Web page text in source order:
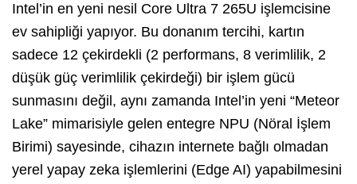
Intel’in en yeni nesil Core Ultra 7 265U işlemcisine
ev sahipliği yapıyor. Bu donanım tercihi, kartın
sadece 12 çekirdekli (2 performans, 8 verimlilik, 2
düşük güç verimlilik çekirdeği) bir işlem gücü
sunmasını değil, aynı zamanda Intel’in yeni “Meteor
Lake” mimarisiyle gelen entegre NPU (Nöral İşlem
Birimi) sayesinde, cihazın internete bağlı olmadan
yerel yapay zeka işlemlerini (Edge AI) yapabilmesini